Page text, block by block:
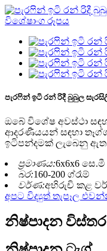
පැරෆින් ඉටි රන් රිදී බුබුල
ඔබේ විශේෂ අවස්ථා
ආදරණීයයන් සඳහා
ඉටිපන්දමක් ලැබෙනු
ප්‍රමාණය:6x6x6 සෙ.මී
බර:160-200 ග්රෑම්
වර්ණ:අභිරුචි කළ
අපට විද්‍යුත් තැපෑල
නිෂ්පාදන විස්තර